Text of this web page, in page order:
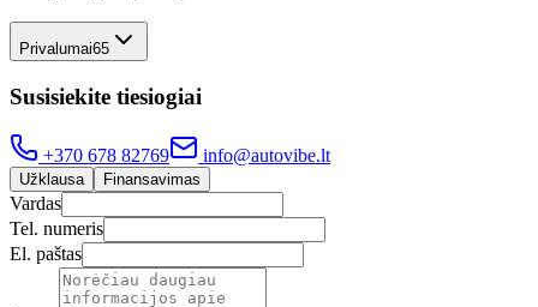
Privalumai65
Susisiekite tiesiogiai
+370 678 82769 info@autovibe.lt
Užklausa Finansavimas
Vardas
Tel. numeris
El. paštas